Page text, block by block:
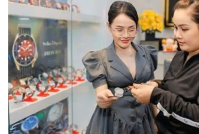
CẢM ƠN QUÝ KHÁCH ĐÃ TIN
HWATCH CHUYÊN NHẬP KHẨU và
LOẠI ĐỒNG HỒ CHÍNH HÃNG.